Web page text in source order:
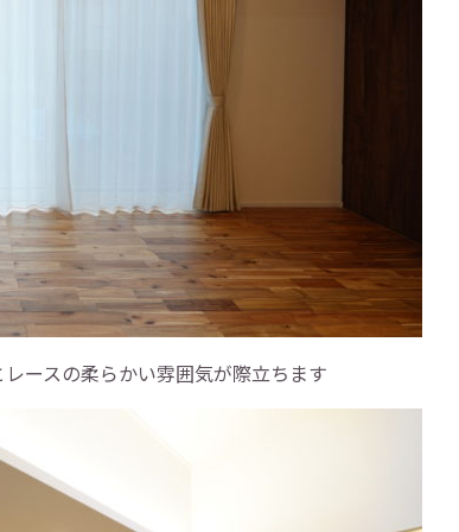
ースの柔らかい雰囲気が際立ちます